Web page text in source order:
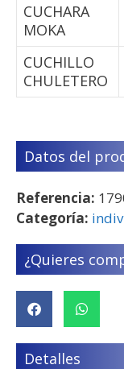
CUCHARA
MOKA
CUCHILLO
CHULETERO
Datos del
Referencia:
Categoría:
¿Quieres
Detalles